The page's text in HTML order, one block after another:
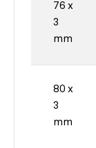
76 x
3
mm
80 x
3
mm